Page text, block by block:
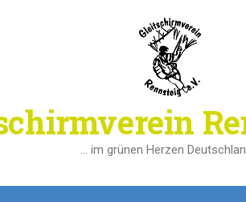
… im grünen Herzen